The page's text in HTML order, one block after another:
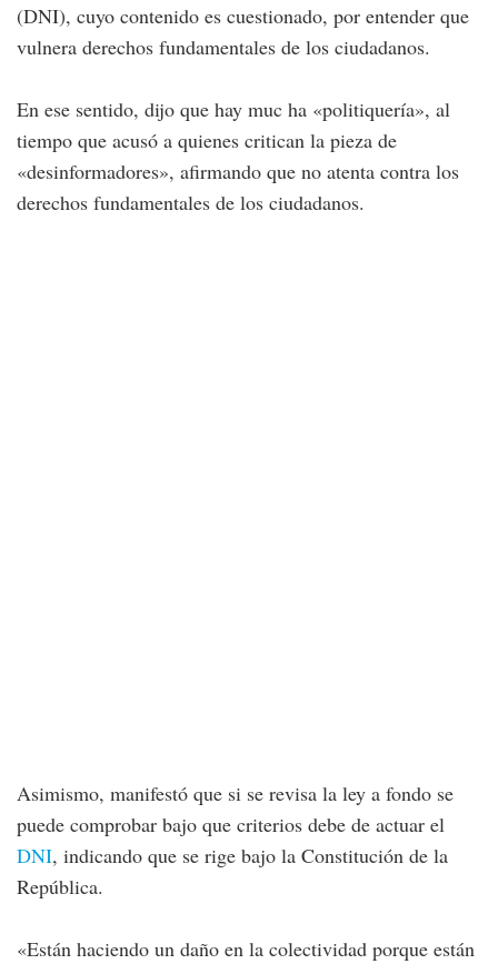
(DNI), cuyo contenido es cuestionado, por entender que
vulnera derechos fundamentales de los ciudadanos.
En ese sentido, dijo que hay muc ha «politiquería», al
tiempo que acusó a quienes critican la pieza de
«desinformadores», afirmando que no atenta contra los
derechos fundamentales de los ciudadanos.
Asimismo, manifestó que si se revisa la ley a fondo se
puede comprobar bajo que criterios debe de actuar el
DNI, indicando que se rige bajo la Constitución de la
República.
«Están haciendo un daño en la colectividad porque están